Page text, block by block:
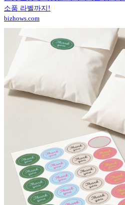
소품 라벨까지!
bizhows.com